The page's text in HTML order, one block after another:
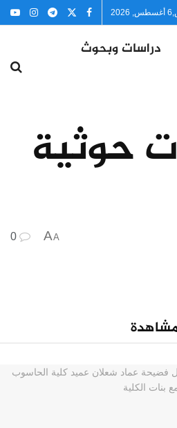
دراسات وبحوث
حوثية
A
A
مشاهدة